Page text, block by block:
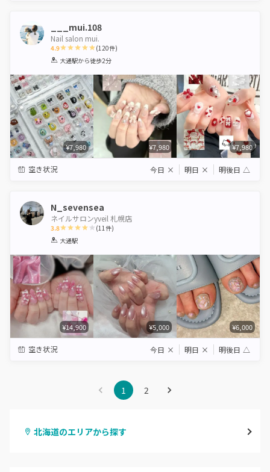
___mui.108
Nail salon mui.
4.9
1 2 3 4 5
(120件)
大通駅から徒歩2分
¥7,980 ¥7,980 ¥7,980
空き状況 今日 × 明日 × 明後日 △
N_sevensea
ネイルサロンyveil 札幌店
3.8
1 2 3
(11件)
大通駅
¥14,900 ¥5,000 ¥6,000
空き状況 今日 × 明日 × 明後日 △
1 2
北海道のエリアから探す